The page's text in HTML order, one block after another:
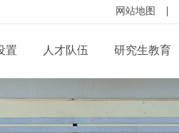
网站地图
置 人才队伍 研究生教育
培养管理
群团天地 廉政建设
信息公开目录